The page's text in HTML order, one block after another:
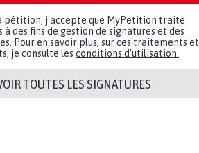
pétition, j'accepte que MyPetition traite
à des fins de gestion de signatures et des
Pour en savoir plus, sur ces traitements et
je consulte les conditions d'utilisation.
TOUTES LES SIGNATURES